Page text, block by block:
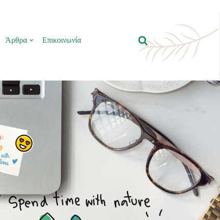
Άρθρα Επικοινωνία